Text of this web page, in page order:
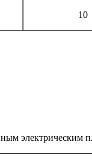
10
электрическим